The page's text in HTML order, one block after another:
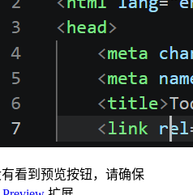
看到预览按钮，请确保